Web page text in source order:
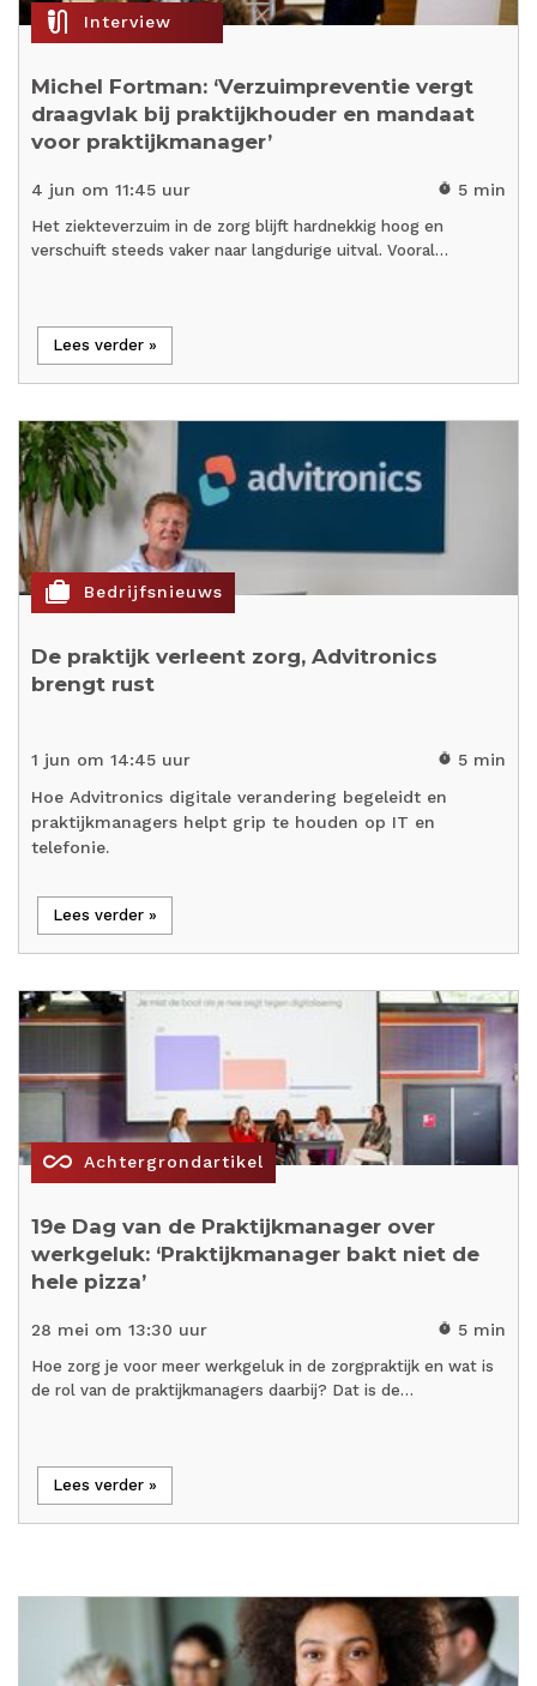
mic_external_on Interview
Michel Fortman: ‘Verzuimpreventie vergt
draagvlak bij praktijkhouder en mandaat
voor praktijkmanager’
4 jun om 11:45 uur timer 5 min
Het ziekteverzuim in de zorg blijft hardnekkig hoog en
verschuift steeds vaker naar langdurige uitval. Vooral…
Lees verder »
cases Bedrijfsnieuws
De praktijk verleent zorg, Advitronics
brengt rust
1 jun om 14:45 uur timer 5 min
Hoe Advitronics digitale verandering begeleidt en
praktijkmanagers helpt grip te houden op IT en
telefonie.
Lees verder »
all_inclusive Achtergrondartikel
19e Dag van de Praktijkmanager over
werkgeluk: ‘Praktijkmanager bakt niet de
hele pizza’
28 mei om 13:30 uur timer 5 min
Hoe zorg je voor meer werkgeluk in de zorgpraktijk en wat is
de rol van de praktijkmanagers daarbij? Dat is de…
Lees verder »